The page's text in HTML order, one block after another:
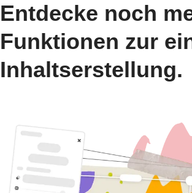
Entdecke noch
Funktionen zur
Inhaltserstellung.